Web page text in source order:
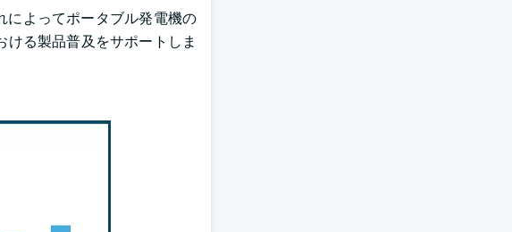
によってポータブル発電機の
る製品普及をサポートしま